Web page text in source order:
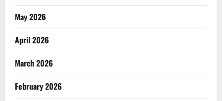
May 2026
April 2026
March 2026
February 2026